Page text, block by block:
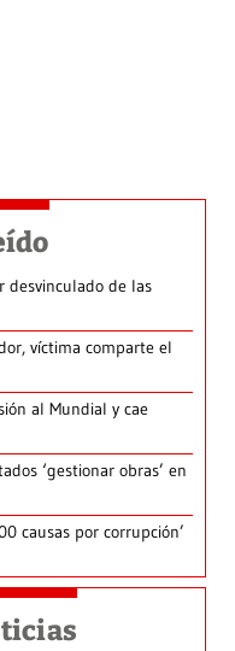
desvinculado de las
víctima comparte el
al Mundial y cae
‘gestionar obras’ en
causas por corrupción’